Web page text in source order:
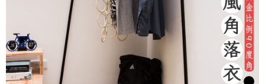
１．透過由恩沛科技股份有限公司提供之「AFTEE先享後付」服務完成之交
易，需依本服務之必要範圍內提供個人資料，並將交易相關給付款項請求債
權轉讓予恩沛科技股份有限公司。
２．關於個人資料處理事宜，請瀏覽以下網址：
https://aftee.tw/terms/#terms3
３．未成年的使用者請事先徵得法定代理人或監護人之同意方可使用
「AFTEE先享後付」，若未經同意申辦者引起之損失，本公司不負相關責